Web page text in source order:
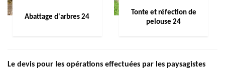
Abattage d'arbres 24
Tonte et réfection de
pelouse 24
Le devis pour les opérations effectuées par les paysagistes